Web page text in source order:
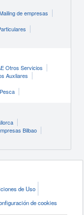
de empresas
Otros Servicios
Auxliares
Bilbao
de Uso
de cookies